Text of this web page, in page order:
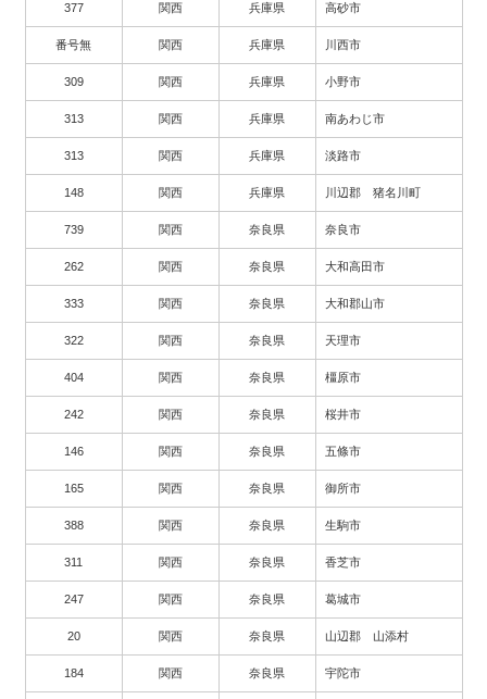
377 関西 兵庫県 高砂市
番号無 関西 兵庫県 川西市
309 関西 兵庫県 小野市
313 関西 兵庫県 南あわじ市
313 関西 兵庫県 淡路市
148 関西 兵庫県 川辺郡 猪名川町
739 関西 奈良県 奈良市
262 関西 奈良県 大和高田市
333 関西 奈良県 大和郡山市
322 関西 奈良県 天理市
404 関西 奈良県 橿原市
242 関西 奈良県 桜井市
146 関西 奈良県 五條市
165 関西 奈良県 御所市
388 関西 奈良県 生駒市
311 関西 奈良県 香芝市
247 関西 奈良県 葛城市
20 関西 奈良県 山辺郡 山添村
184 関西 奈良県 宇陀市